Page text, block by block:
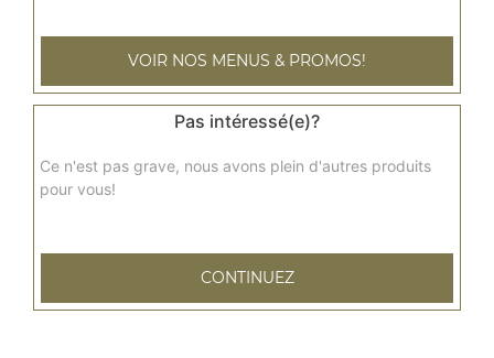
VOIR NOS MENUS & PROMOS!
Pas intéressé(e)?
Ce n'est pas grave, nous avons plein d'autres produits
pour vous!
CONTINUEZ